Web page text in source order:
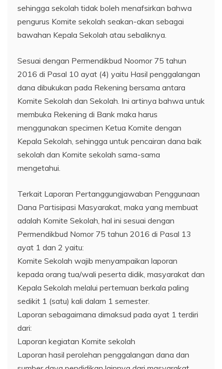
sehingga sekolah tidak boleh menafsirkan bahwa
pengurus Komite sekolah seakan-akan sebagai
bawahan Kepala Sekolah atau sebaliknya.
Sesuai dengan Permendikbud Noomor 75 tahun
2016 di Pasal 10 ayat (4) yaitu Hasil penggalangan
dana dibukukan pada Rekening bersama antara
Komite Sekolah dan Sekolah. Ini artinya bahwa untuk
membuka Rekening di Bank maka harus
menggunakan specimen Ketua Komite dengan
Kepala Sekolah, sehingga untuk pencairan dana baik
sekolah dan Komite sekolah sama-sama
mengetahui.
Terkait Laporan Pertanggungjawaban Penggunaan
Dana Partisipasi Masyarakat, maka yang membuat
adalah Komite Sekolah, hal ini sesuai dengan
Permendikbud Nomor 75 tahun 2016 di Pasal 13
ayat 1 dan 2 yaitu:
Komite Sekolah wajib menyampaikan laporan
kepada orang tua/wali peserta didik, masyarakat dan
Kepala Sekolah melalui pertemuan berkala paling
sedikit 1 (satu) kali dalam 1 semester.
Laporan sebagaimana dimaksud pada ayat 1 terdiri
dari:
Laporan kegiatan Komite sekolah
Laporan hasil perolehan penggalangan dana dan